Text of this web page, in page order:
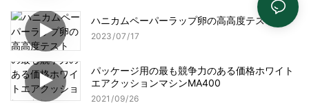
ハニカムペーパーラップ卵の高高度テスト
2023 07 17
パッケージ用の最も競争力のある価格ホワイト
エアクッションマシンMA400
2021 09 26